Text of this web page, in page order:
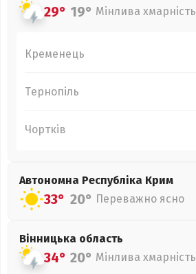
29° 19° Мінлива
Кременець
Тернопіль
Чортків
Автономна Республіка Крим
33° 20° Переважно ясно
Вінницька область
34° 20° Мінлива